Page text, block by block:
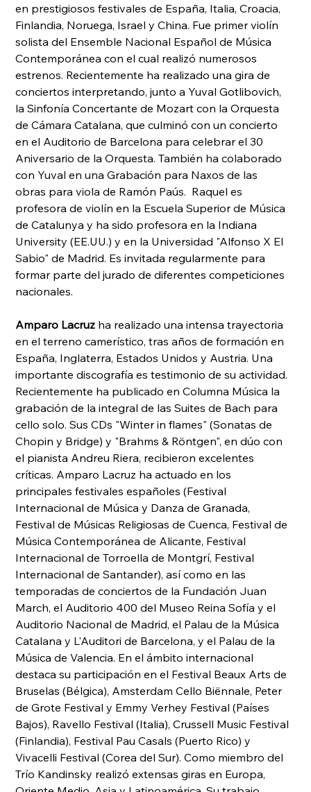
en prestigiosos festivales de España, Italia, Croacia,
Finlandia, Noruega, Israel y China. Fue primer violín
solista del Ensemble Nacional Español de Música
Contemporánea con el cual realizó numerosos
estrenos. Recientemente ha realizado una gira de
conciertos interpretando, junto a Yuval Gotlibovich,
la Sinfonía Concertante de Mozart con la Orquesta
de Cámara Catalana, que culminó con un concierto
en el Auditorio de Barcelona para celebrar el 30
Aniversario de la Orquesta. También ha colaborado
con Yuval en una Grabación para Naxos de las
obras para viola de Ramón Paús.  Raquel es
profesora de violín en la Escuela Superior de Música
de Catalunya y ha sido profesora en la Indiana
University (EE.UU.) y en la Universidad "Alfonso X El
Sabio" de Madrid. Es invitada regularmente para
formar parte del jurado de diferentes competiciones
nacionales.
Amparo Lacruz ha realizado una intensa trayectoria
en el terreno camerístico, tras años de formación en
España, Inglaterra, Estados Unidos y Austria. Una
importante discografía es testimonio de su actividad.
Recientemente ha publicado en Columna Música la
grabación de la integral de las Suites de Bach para
cello solo. Sus CDs "Winter in flames" (Sonatas de
Chopin y Bridge) y "Brahms & Röntgen", en dúo con
el pianista Andreu Riera, recibieron excelentes
críticas. Amparo Lacruz ha actuado en los
principales festivales españoles (Festival
Internacional de Música y Danza de Granada,
Festival de Músicas Religiosas de Cuenca, Festival de
Música Contemporánea de Alicante, Festival
Internacional de Torroella de Montgrí, Festival
Internacional de Santander), así como en las
temporadas de conciertos de la Fundación Juan
March, el Auditorio 400 del Museo Reina Sofía y el
Auditorio Nacional de Madrid, el Palau de la Música
Catalana y L'Auditori de Barcelona, y el Palau de la
Música de Valencia. En el ámbito internacional
destaca su participación en el Festival Beaux Arts de
Bruselas (Bélgica), Amsterdam Cello Biënnale, Peter
de Grote Festival y Emmy Verhey Festival (Países
Bajos), Ravello Festival (Italia), Crussell Music Festival
(Finlandia), Festival Pau Casals (Puerto Rico) y
Vivacelli Festival (Corea del Sur). Como miembro del
Trío Kandinsky realizó extensas giras en Europa,